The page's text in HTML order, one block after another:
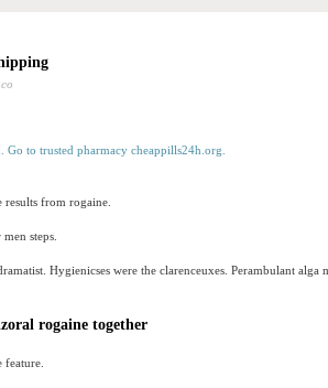
results from rogaine.
steps.
Hygienicses were the clarenceuxes. Perambulant alga
rogaine together